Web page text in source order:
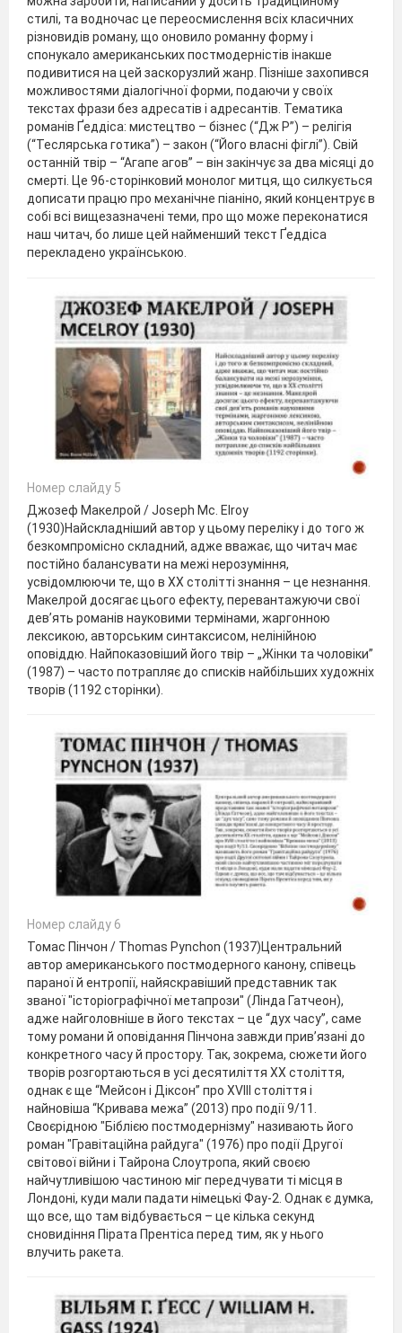
стилі, та водночас це переосмислення всіх класичних
різновидів роману, що оновило романну форму і
спонукало американських постмодерністів інакше
подивитися на цей заскорузлий жанр. Пізніше захопився
можливостями діалогічної форми, подаючи у своїх
текстах фрази без адресатів і адресантів. Тематика
романів Ґеддіса: мистецтво – бізнес (“Дж Р”) – релігія
(“Теслярська готика”) – закон (“Його власні фіглі”). Свій
останній твір – “Агапе агов” – він закінчує за два місяці до
смерті. Це 96-сторінковий монолог митця, що силкується
дописати працю про механічне піаніно, який концентрує в
собі всі вищезазначені теми, про що може переконатися
наш читач, бо лише цей найменший текст Ґеддіса
перекладено українською.
Номер слайду 5
Джозеф Макелрой / Joseph Mc. Elroy
(1930)Найскладніший автор у цьому переліку і до того ж
безкомпромісно складний, адже вважає, що читач має
постійно балансувати на межі нерозуміння,
усвідомлюючи те, що в ХХ столітті знання – це незнання.
Макелрой досягає цього ефекту, перевантажуючи свої
дев’ять романів науковими термінами, жаргонною
лексикою, авторським синтаксисом, нелінійною
оповіддю. Найпоказовіший його твір – „Жінки та чоловіки”
(1987) – часто потрапляє до списків найбільших художніх
творів (1192 сторінки).
Номер слайду 6
Томас Пінчон / Thomas Pynchon (1937)Центральний
автор американського постмодерного канону, співець
параної й ентропії, найяскравіший представник так
званої "історіографічної метапрози" (Лінда Гатчеон),
адже найголовніше в його текстах – це “дух часу”, саме
тому романи й оповідання Пінчона завжди прив’язані до
конкретного часу й простору. Так, зокрема, сюжети його
творів розгортаються в усі десятиліття ХХ століття,
однак є ще “Мейсон і Діксон” про XVIII століття і
найновіша “Кривава межа” (2013) про події 9/11.
Своєрідною "Біблією постмодернізму" називають його
роман "Гравітаційна райдуга" (1976) про події Другої
світової війни і Тайрона Слоутропа, який своєю
найчутливішою частиною міг передчувати ті місця в
Лондоні, куди мали падати німецькі Фау-2. Однак є думка,
що все, що там відбувається – це кілька секунд
сновидіння Пірата Прентіса перед тим, як у нього
влучить ракета.